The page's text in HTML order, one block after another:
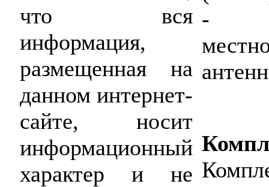
что вся
информация,
размещенная на
данном интернет-
сайте, носит
информационный
характер и не
- до